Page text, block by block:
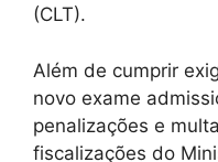
(CLT).
Além de cumprir
novo exame
penalizações e
fiscalizações do